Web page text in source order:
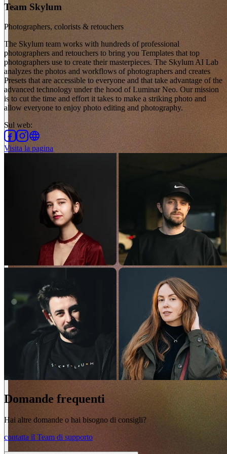
Team Skylum
Photographers, colorists & retouchers
The Skylum team works with hundreds of professional
photographers and retouchers to bring you Templates that top
photographers use to create their masterpieces. The Skylum AI Lab
analyzes the photos and workflows of photographers and creates
Presets that are accessible to everyone and that take advantage of the
advanced technology under the hood of Luminar Neo. Our mission
is to cut the time and effort it takes to make a striking photo and
allow everyone to enjoy photo editing and photography.
Sul web:
Visita la pagina
Domande frequenti
Hai altre domande o hai bisogno di consigli?
contatta il Team di supporto